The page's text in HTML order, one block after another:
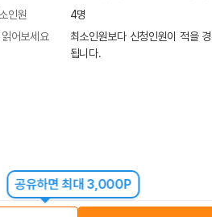
인원
4명
읽어보세요
최소인원보다 신청인원이 적을
됩니다.
공유하면 최대 3,000P